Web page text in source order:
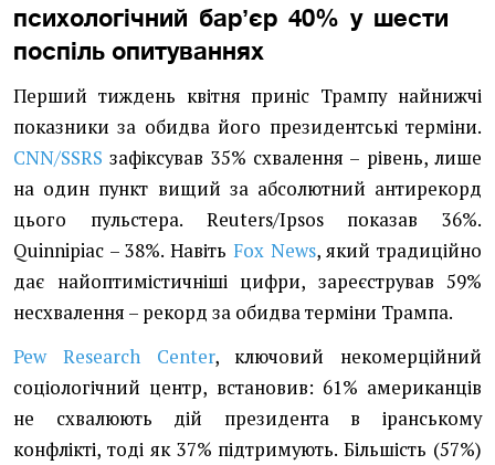
психологічний барʼєр 40% у шести
поспіль опитуваннях
Перший тиждень квітня приніс Трампу найнижчі
показники за обидва його президентські терміни.
CNN/SSRS зафіксував 35% схвалення – рівень, лише
на один пункт вищий за абсолютний антирекорд
цього пульстера. Reuters/Ipsos показав 36%.
Quinnipiac – 38%. Навіть Fox News, який традиційно
дає найоптимістичніші цифри, зареєстрував 59%
несхвалення – рекорд за обидва терміни Трампа.
Pew Research Center, ключовий некомерційний
соціологічний центр, встановив: 61% американців
не схвалюють дій президента в іранському
конфлікті, тоді як 37% підтримують. Більшість (57%)